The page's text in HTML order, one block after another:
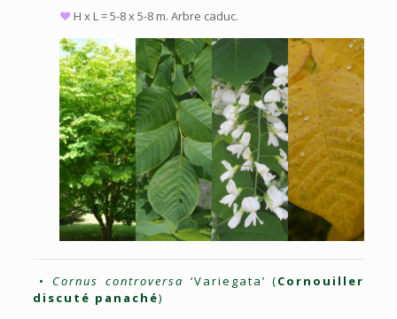
♥ H x L = 5-8 x 5-8 m. Arbre caduc.
• Cornus controversa ‘Variegata’ (Cornouiller
discuté panaché)